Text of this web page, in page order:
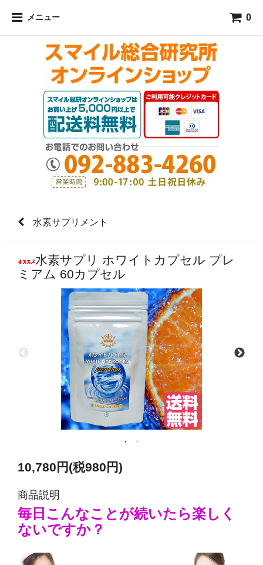
専門店スマイル総合研究所
メニュー 0
水素サプリメント
水素サプリ ホワイトカプセル プレ
ミアム 60カプセル
10,780円(税980円)
商品説明
毎日こんなことが続いたら楽しく
ないですか？